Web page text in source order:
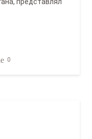
представлял
0